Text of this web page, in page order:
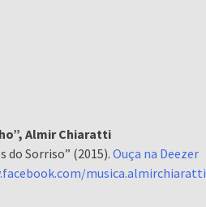
Almir Chiaratti
do Sorriso” (2015). Ouça na Deezer
musica.almirchiaratti